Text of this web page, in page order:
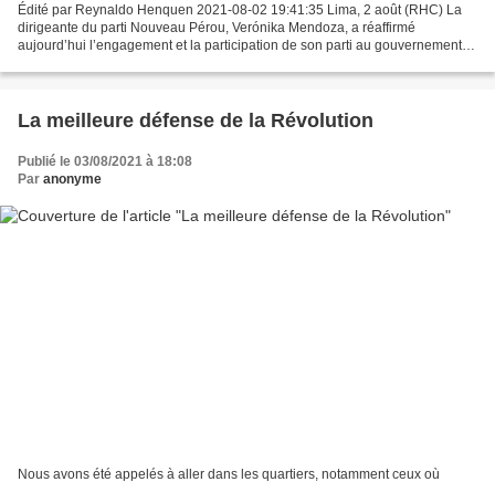
Édité par Reynaldo Henquen 2021-08-02 19:41:35 Lima, 2 août (RHC) La
dirigeante du parti Nouveau Pérou, Verónika Mendoza, a réaffirmé
aujourd’hui l’engagement et la participation de son parti au gouvernement
La meilleure défense de la Révolution
Publié le 03/08/2021 à 18:08
Par anonyme
Nous avons été appelés à aller dans les quartiers, notamment ceux où